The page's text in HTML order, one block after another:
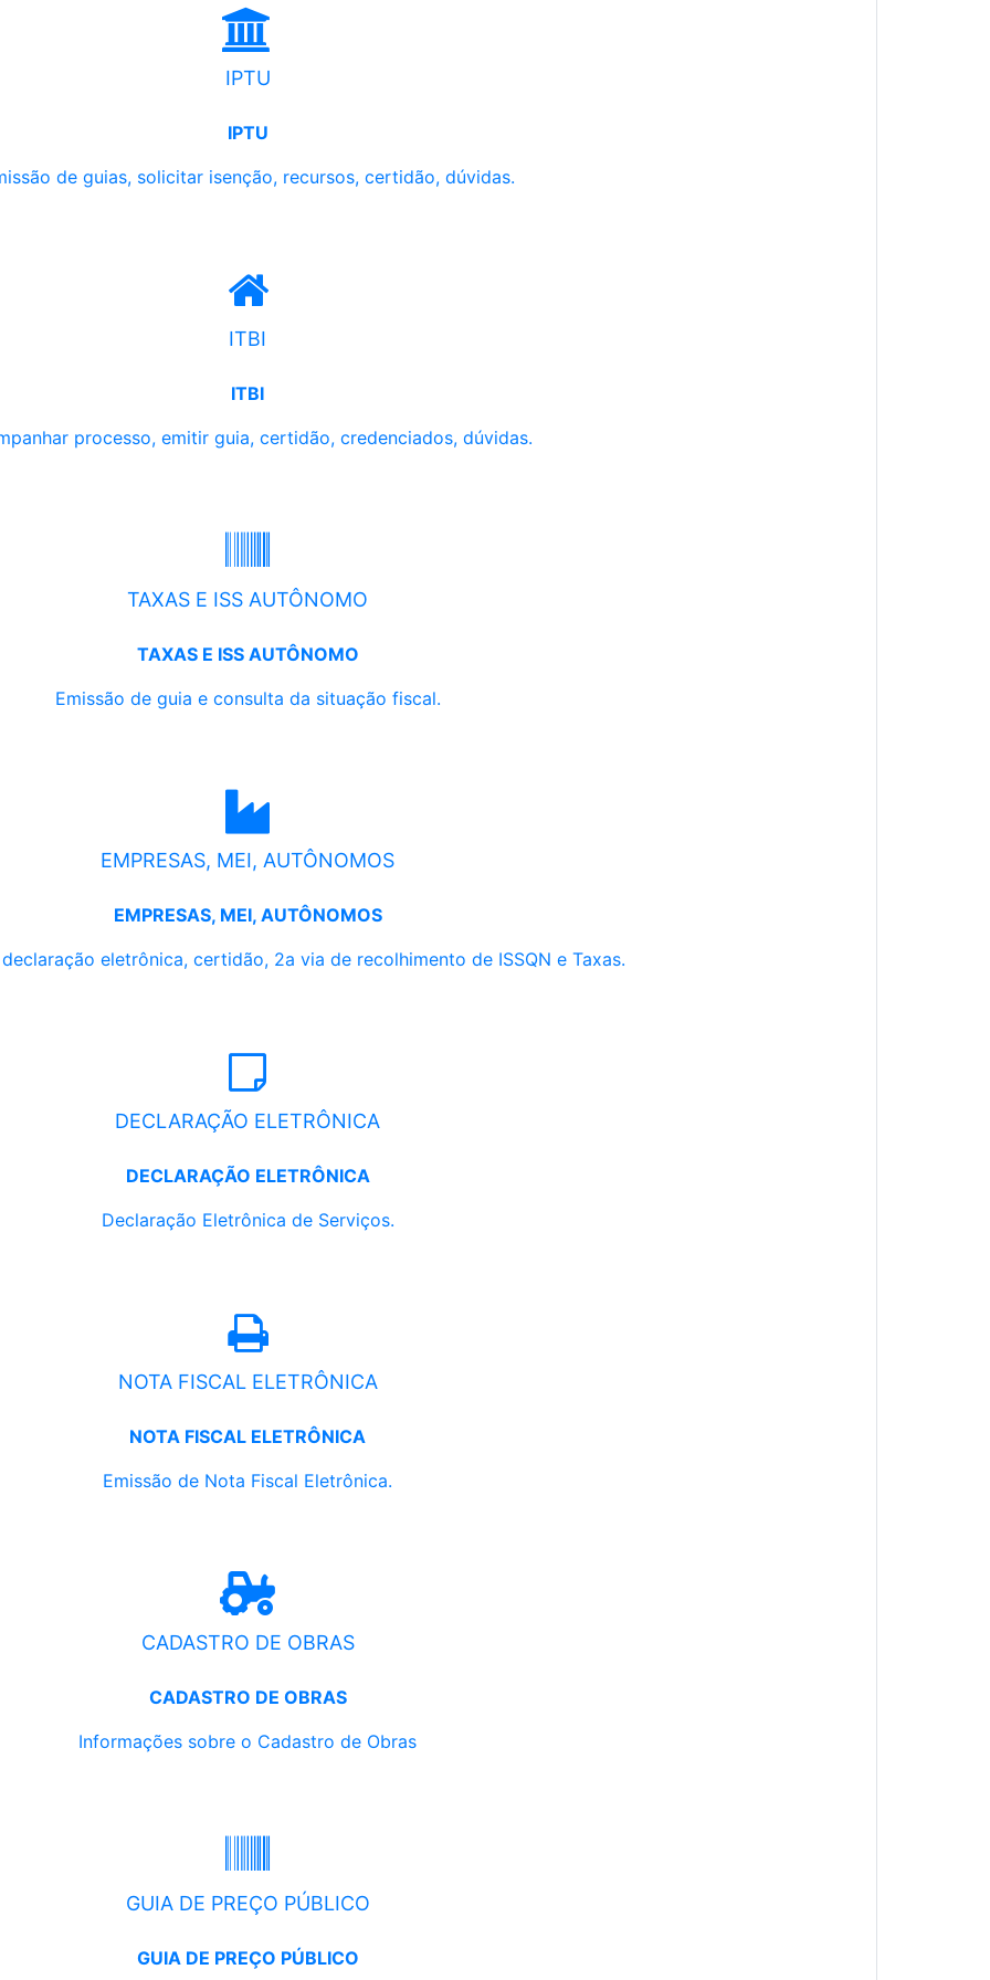
IPTU
IPTU
de guias, solicitar isenção, recursos, certidão, dúvidas.
ITBI
ITBI
processo, emitir guia, certidão, credenciados, dúvidas.
TAXAS E ISS AUTÔNOMO
TAXAS E ISS AUTÔNOMO
Emissão de guia e consulta da situação fiscal.
EMPRESAS, MEI, AUTÔNOMOS
EMPRESAS, MEI, AUTÔNOMOS
eletrônica, certidão, 2a via de recolhimento de ISSQN e Taxas.
DECLARAÇÃO ELETRÔNICA
DECLARAÇÃO ELETRÔNICA
Declaração Eletrônica de Serviços.
NOTA FISCAL ELETRÔNICA
NOTA FISCAL ELETRÔNICA
Emissão de Nota Fiscal Eletrônica.
CADASTRO DE OBRAS
CADASTRO DE OBRAS
Informações sobre o Cadastro de Obras
GUIA DE PREÇO PÚBLICO
GUIA DE PREÇO PÚBLICO